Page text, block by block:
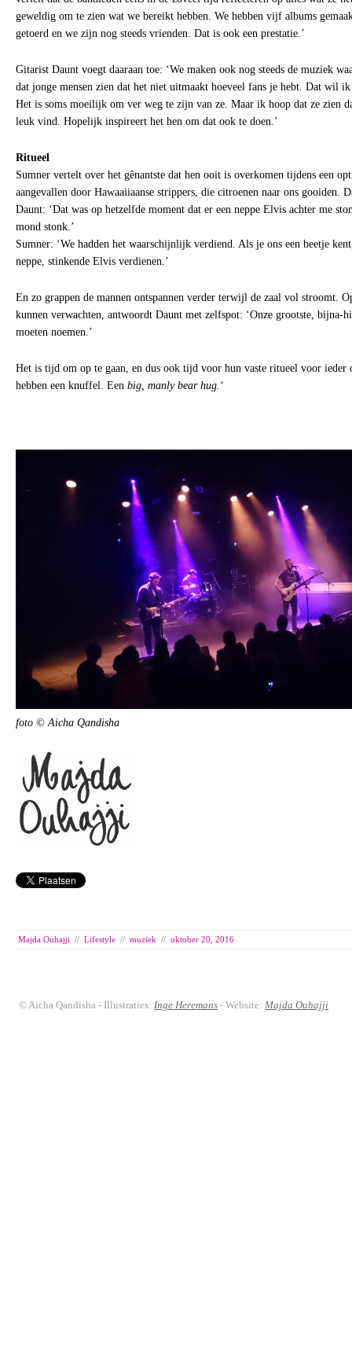
geweldig om te zien wat we bereikt hebben. We hebben vijf albums
getoerd en we zijn nog steeds vrienden. Dat is ook een prestatie.’
Gitarist Daunt voegt daaraan toe: ‘We maken ook nog steeds de muziek
dat jonge mensen zien dat het niet uitmaakt hoeveel fans je hebt. Dat wil
Het is soms moeilijk om ver weg te zijn van ze. Maar ik hoop dat ze zien
leuk vind. Hopelijk inspireert het hen om dat ook te doen.’
Ritueel
Sumner vertelt over het gênantste dat hen ooit is overkomen tijdens een
aangevallen door Hawaaiiaanse strippers, die citroenen naar ons gooiden.
Daunt: ‘Dat was op hetzelfde moment dat er een neppe Elvis achter me
mond stonk.’
Sumner: ‘We hadden het waarschijnlijk verdiend. Als je ons een beetje
neppe, stinkende Elvis verdienen.’
En zo grappen de mannen ontspannen verder terwijl de zaal vol stroomt.
kunnen verwachten, antwoordt Daunt met zelfspot: ‘Onze grootste, bijna-
moeten noemen.’
Het is tijd om op te gaan, en dus ook tijd voor hun vaste ritueel voor ieder
hebben een knuffel. Een big, manly bear hug. ‘
foto © Aicha Qandisha
Majda Ouhajji // Lifestyle // muziek // oktober 20, 2016
© Aicha Qandisha - Illustraties: Inge Heremans - Website: Majda Ouhajji